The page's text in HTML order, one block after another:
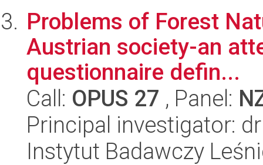
Problems of Forest
Austrian society-an
questionnaire defin...
Call: OPUS 27 , Panel:
Principal investigator:
Instytut Badawczy